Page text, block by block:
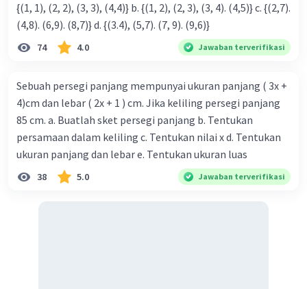
{(1, 1), (2, 2), (3, 3), (4,4)} b. {(1, 2), (2, 3), (3, 4). (4,5)} c. {(2,7).
(4,8). (6,9). (8,7)} d. {(3.4), (5,7). (7, 9). (9,6)}
74 4.0 Jawaban terverifikasi
Sebuah persegi panjang mempunyai ukuran panjang ( 3x +
4)cm dan lebar ( 2x + 1 ) cm. Jika keliling persegi panjang
85 cm. a. Buatlah sket persegi panjang b. Tentukan
persamaan dalam keliling c. Tentukan nilai x d. Tentukan
ukuran panjang dan lebar e. Tentukan ukuran luas
38 5.0 Jawaban terverifikasi